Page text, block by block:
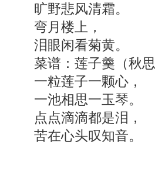
旷野悲风清霜。
弯月楼上，
泪眼闲看菊黄。
菜谱：莲子羹（秋思
一粒莲子一颗心，
一池相思一玉琴。
点点滴滴都是泪，
苦在心头叹知音。